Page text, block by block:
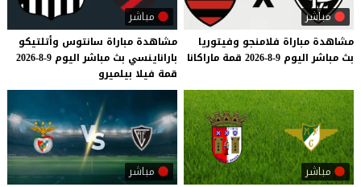
مباشر
مشاهدة مباراة فلامنجو وفيتوريا
بث مباشر اليوم 9-8-2026 قمة ماراكانا
مباشر
مشاهدة مباراة سانتوس وأتلتيكو
باراناينسي بث مباشر اليوم 9-8-2026
قمة فيلا بيلميرو
مباشر مباشر